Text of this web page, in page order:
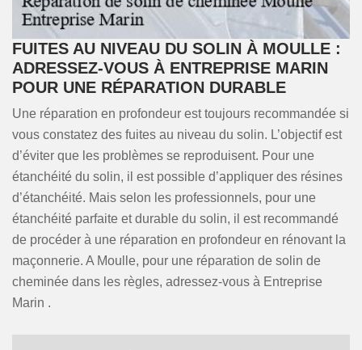
FUITES AU NIVEAU DU SOLIN À MOULLE :
ADRESSEZ-VOUS À ENTREPRISE MARIN
POUR UNE RÉPARATION DURABLE
Une réparation en profondeur est toujours recommandée si
vous constatez des fuites au niveau du solin. L’objectif est
d’éviter que les problèmes se reproduisent. Pour une
étanchéité du solin, il est possible d’appliquer des résines
d’étanchéité. Mais selon les professionnels, pour une
étanchéité parfaite et durable du solin, il est recommandé
de procéder à une réparation en profondeur en rénovant la
maçonnerie. A Moulle, pour une réparation de solin de
cheminée dans les règles, adressez-vous à Entreprise
Marin .